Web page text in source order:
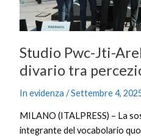
Studio Pwc-Jti-
divario tra
In evidenza /Settembre 4,
MILANO (ITALPRESS) – La
integrante del vocabolario
tra
percezione
realtà